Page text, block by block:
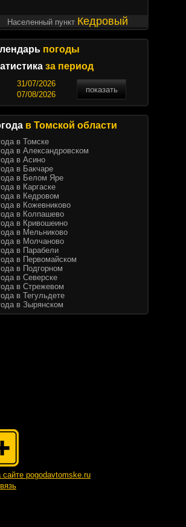
Населенный пункт Кедровый
погоды
за период
показать
в Томской области
в Томске
в Александровском
в Асино
в Бакчаре
в Белом Яре
в Каргаске
в Кедровом
в Кожевниково
в Колпашево
в Кривошеино
в Мельниково
в Молчаново
в Парабели
в Первомайском
в Подгорном
в Северске
в Стрежевом
в Тегульдете
в Зырянском
сайте pogodavtomske.ru